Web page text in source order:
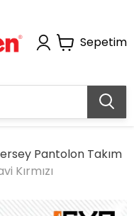
Sepetim
Pantolon Takım
Kırmızı